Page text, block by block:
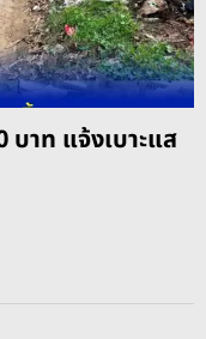
าท แจ้งเบาะแส